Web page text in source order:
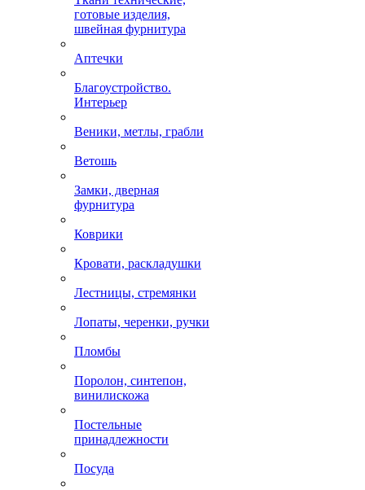
готовые изделия,
швейная фурнитура
Аптечки
Благоустройство.
Интерьер
Веники, метлы, грабли
Ветошь
Замки, дверная
фурнитура
Коврики
Кровати, раскладушки
Лестницы, стремянки
Лопаты, черенки, ручки
Пломбы
Поролон, синтепон,
винилискожа
Постельные
принадлежности
Посуда